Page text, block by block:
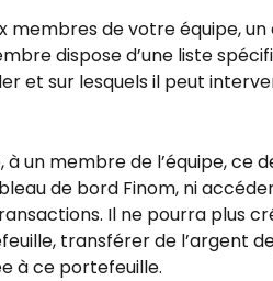
membres de votre équipe, un
dispose d’une liste
et sur lesquels il peut
un membre de l’équipe, ce
de bord Finom, ni
Il ne pourra plus
transférer de l’argent
à ce portefeuille.